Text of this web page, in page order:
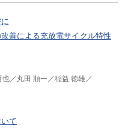
善による充放電サイクル特性
也 丸田 順一
稲益 徳雄
て